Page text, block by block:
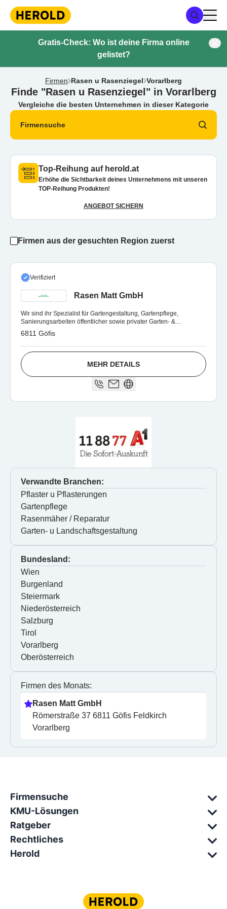
Gratis-Check: Wo ist deine Firma online
gelistet?
Firmen Rasen u Rasenziegel Vorarlberg
Finde "Rasen u Rasenziegel" in Vorarlberg
Vergleiche die besten Unternehmen in dieser Kategorie
Firmensuche
Top-Reihung auf herold.at
Erhöhe die Sichtbarkeit deines Unternehmens mit unseren
TOP-Reihung Produkten!
ANGEBOT SICHERN
Firmen aus der gesuchten Region zuerst
Verifiziert
Rasen Matt GmbH
Wir sind ihr Spezialist für Gartengestaltung, Gartenpflege,
Sanierungsarbeiten öffentlicher sowie privater Garten- &
Parkanlagen.
6811 Göfis
MEHR DETAILS
Verwandte Branchen:
Pflaster u Pflasterungen
Gartenpflege
Rasenmäher / Reparatur
Garten- u Landschaftsgestaltung
Bundesland:
Wien
Burgenland
Steiermark
Niederösterreich
Salzburg
Tirol
Vorarlberg
Oberösterreich
Firmen des Monats:
Rasen Matt GmbH
Römerstraße 37 6811 Göfis Feldkirch
Vorarlberg
Firmensuche
KMU-Lösungen
Ratgeber
Rechtliches
Herold